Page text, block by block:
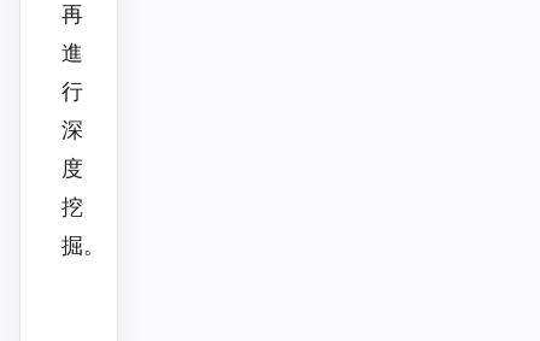
再
進
行
深
度
挖
掘。